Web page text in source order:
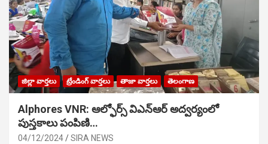
జిల్లా వార్తలు ట్రేండింగ్ వార్తలు తాజా వార్తలు తెలంగాణ
Alphores VNR: ఆల్ఫోర్స్ విఎన్ఆర్ అద్వర్యంలో
పుస్తకాలు పంపిణి…
04/12/2024 SIRA NEWS